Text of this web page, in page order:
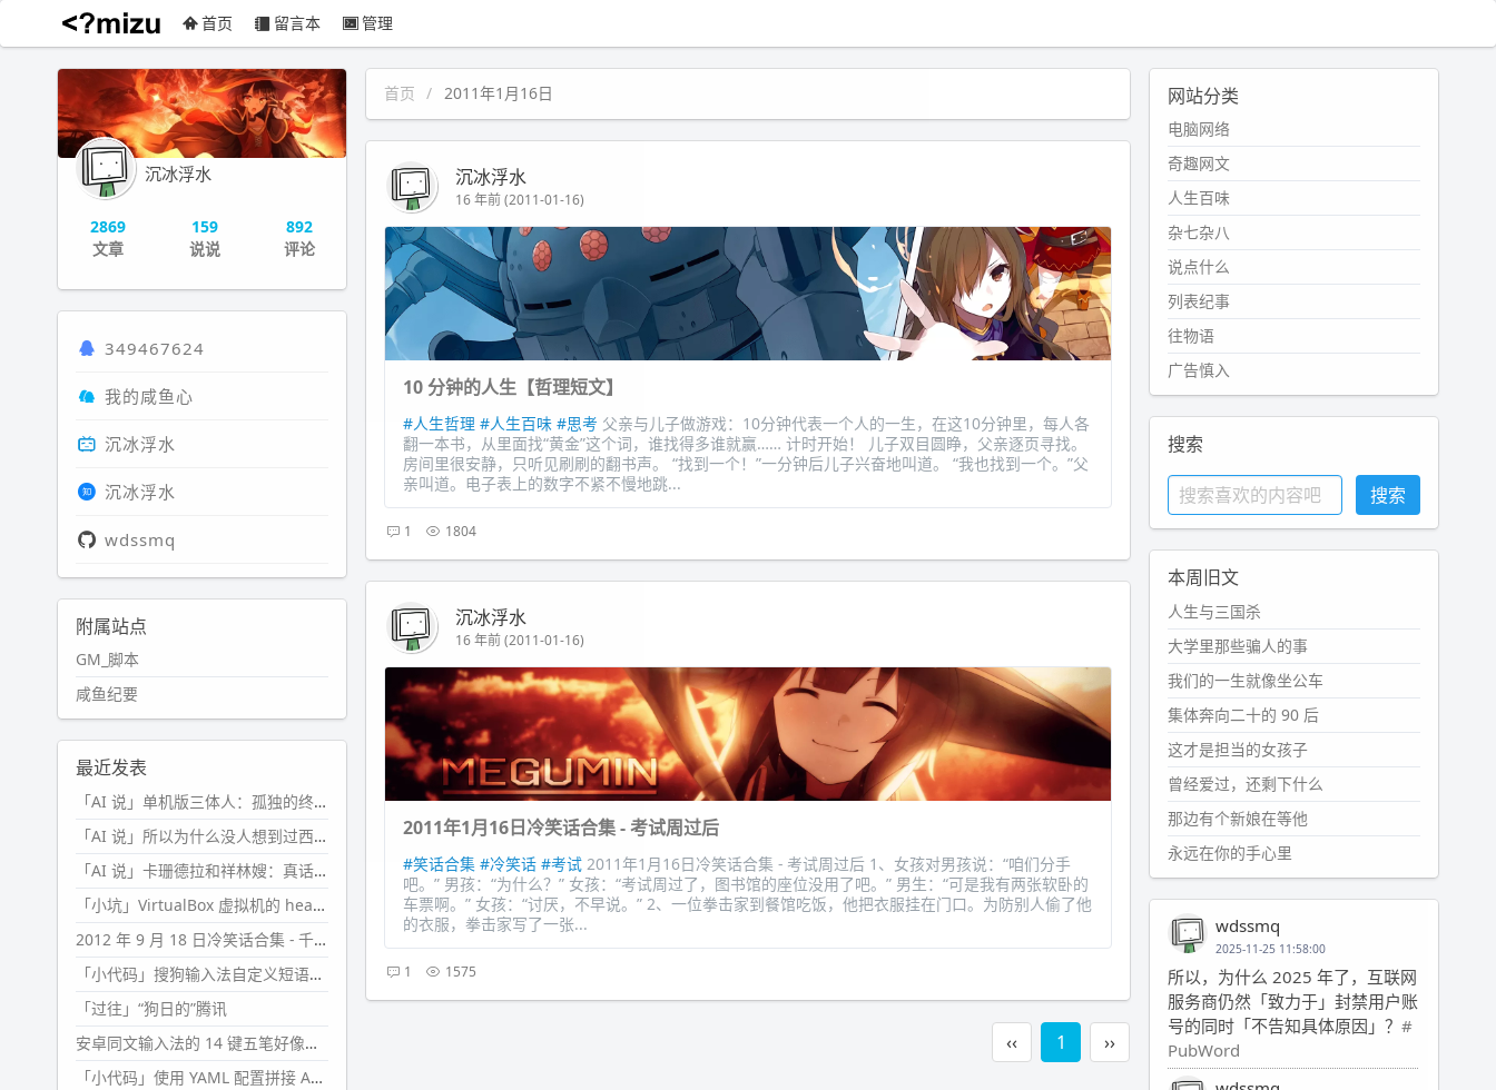
沉冰浮水 首页 留言本 管理
首页 2011年1月16日
沉冰浮水
16 年前 (2011-01-16)
10 分钟的人生【哲理短文】
#人生哲理 #人生百味 #思考 父亲与儿子做游戏：10分钟代表一个人的一生，在这10分钟里，每人各
翻一本书，从里面找“黄金”这个词，谁找得多谁就赢…… 计时开始！ 儿子双目圆睁，父亲逐页寻找。
房间里很安静，只听见刷刷的翻书声。 “找到一个！”一分钟后儿子兴奋地叫道。 “我也找到一个。”父
亲叫道。电子表上的数字不紧不慢地跳...
1 1804
沉冰浮水
16 年前 (2011-01-16)
2011年1月16日冷笑话合集 - 考试周过后
#笑话合集 #冷笑话 #考试 2011年1月16日冷笑话合集 - 考试周过后 1、女孩对男孩说：“咱们分手
吧。” 男孩：“为什么？” 女孩：“考试周过了，图书馆的座位没用了吧。” 男生：“可是我有两张软卧的
车票啊。” 女孩：“讨厌，不早说。” 2、一位拳击家到餐馆吃饭，他把衣服挂在门口。为防别人偷了他
的衣服，拳击家写了一张...
1 1575
‹‹ 1 ››
沉冰浮水
2869
文章
159
说说
892
评论
349467624
我的咸鱼心
沉冰浮水
沉冰浮水
wdssmq
附属站点
GM_脚本
咸鱼纪要
最近发表
「AI 说」单机版三体人：孤独的终极形态
「AI 说」所以为什么没人想到过西西弗斯的膝盖状态？
「AI 说」卡珊德拉和祥林嫂：真话者的悲剧
「小坑」VirtualBox 虚拟机的 headless 启动方式
2012 年 9 月 18 日冷笑话合集 - 千万别惹女人
「小代码」搜狗输入法自定义短语分片管理「Python」
「过往」“狗日的”腾讯
安卓同文输入法的 14 键五笔好像终于能用了?
「小代码」使用 YAML 配置拼接 AI 提示词，随机及条件语句
网站分类
电脑网络
奇趣网文
人生百味
杂七杂八
说点什么
列表纪事
往物语
广告慎入
搜索
本周旧文
人生与三国杀
大学里那些骗人的事
我们的一生就像坐公车
集体奔向二十的 90 后
这才是担当的女孩子
曾经爱过，还剩下什么
那边有个新娘在等他
永远在你的手心里
wdssmq
2025-11-25 11:58:00
所以，为什么 2025 年了，互联网
服务商仍然「致力于」封禁用户账
号的同时「不告知具体原因」？ #
PubWord